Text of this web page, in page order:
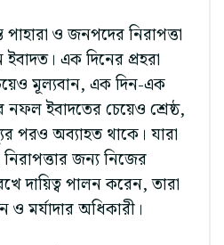
পাহারা ও জনপদের নিরাপত্তা
এক দিনের প্রহরা
মূল্যবান, এক দিন-এক
নফল ইবাদতের চেয়েও শ্রেষ্ঠ,
পরও অব্যাহত থাকে। যারা
জন্য নিজের
দায়িত্ব পালন করেন, তারা
ও মর্যাদার অধিকারী।